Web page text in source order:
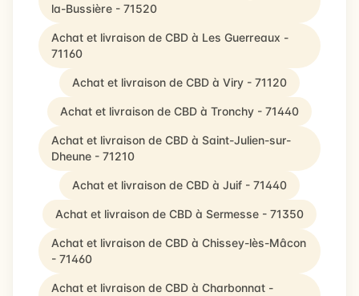
la-Bussière - 71520
Achat et livraison de CBD à Les Guerreaux -
71160
Achat et livraison de CBD à Viry - 71120
Achat et livraison de CBD à Tronchy - 71440
Achat et livraison de CBD à Saint-Julien-sur-
Dheune - 71210
Achat et livraison de CBD à Juif - 71440
Achat et livraison de CBD à Sermesse - 71350
Achat et livraison de CBD à Chissey-lès-Mâcon
- 71460
Achat et livraison de CBD à Charbonnat -